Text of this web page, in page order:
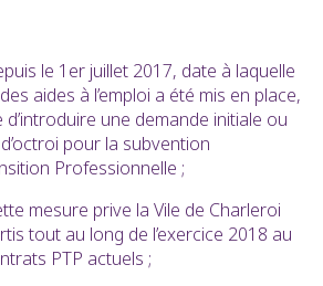
le 1er juillet 2017, date à laquelle
aides à l’emploi a été mis en place,
d’introduire une demande initiale ou
pour la subvention
Professionnelle ;
mesure prive la Vile de Charleroi
tout au long de l’exercice 2018 au
PTP actuels ;